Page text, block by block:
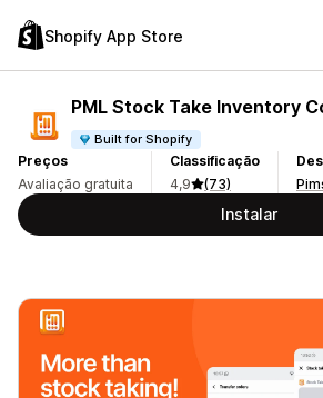
Shopify App Store
PML Stock Take Inventory
Built for Shopify
Preços
Avaliação gratuita
Classificação
4,9
(73)
Instalar